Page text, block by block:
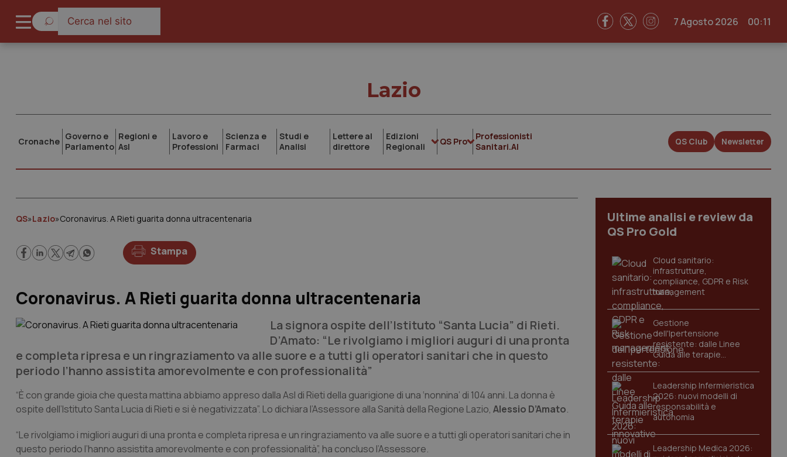
7 Agosto 2026 00:11
Lazio
Cronache Governo e
Parlamento
Regioni e
Asl
Lavoro e
Professioni
Scienza e
Farmaci
Studi e
Analisi
Lettere al
direttore
Edizioni
Regionali
QS Pro
Professionisti
Sanitari.AI
QS Club Newsletter
QS»Lazio»Coronavirus. A Rieti guarita donna ultracentenaria
Stampa
Coronavirus. A Rieti guarita donna ultracentenaria
La signora ospite dell’Istituto “Santa Lucia” di Rieti.
D’Amato: “Le rivolgiamo i migliori auguri di una pronta
e completa ripresa e un ringraziamento va alle suore e a tutti gli operatori sanitari che in questo
periodo l’hanno assistita amorevolmente e con professionalità”
“È con grande gioia che questa mattina abbiamo appreso dalla Asl di Rieti della guarigione di una ‘nonnina’ di 104 anni. La donna è
ospite dell’Istituto Santa Lucia di Rieti e si è negativizzata”. Lo dichiara l’Assessore alla Sanità della Regione Lazio, Alessio D’Amato.
“Le rivolgiamo i migliori auguri di una pronta e completa ripresa e un ringraziamento va alle suore e a tutti gli operatori sanitari che in
questo periodo l’hanno assistita amorevolmente e con professionalità”, ha concluso l’Assessore.
Ultime analisi e review da
QS Pro Gold
Cloud sanitario:
infrastrutture,
compliance, GDPR e Risk
management
Gestione
dell'Ipertensione
resistente: dalle Linee
Guida alle terapie
innovative
Leadership Infermieristica
2026: nuovi modelli di
responsabilità e
autonomia
Leadership Medica 2026: